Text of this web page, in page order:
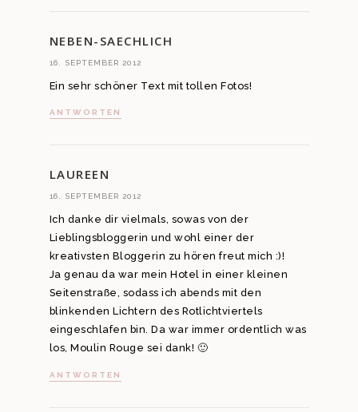
NEBEN-SAECHLICH
16. SEPTEMBER 2012
Ein sehr schöner Text mit tollen Fotos!
ANTWORTEN
LAUREEN
16. SEPTEMBER 2012
Ich danke dir vielmals, sowas von der
Lieblingsbloggerin und wohl einer der
kreativsten Bloggerin zu hören freut mich :)!
Ja genau da war mein Hotel in einer kleinen
Seitenstraße, sodass ich abends mit den
blinkenden Lichtern des Rotlichtviertels
eingeschlafen bin. Da war immer ordentlich was
los, Moulin Rouge sei dank! 🙂
ANTWORTEN